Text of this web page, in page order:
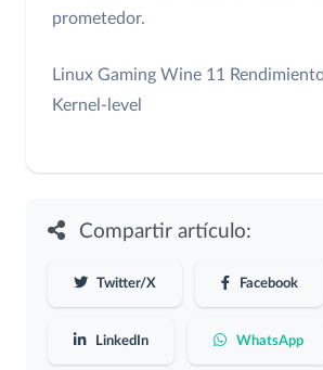
prometedor.
Linux Gaming Wine 11
Kernel-level
Compartir artículo:
Twitter/X Facebook
LinkedIn WhatsApp